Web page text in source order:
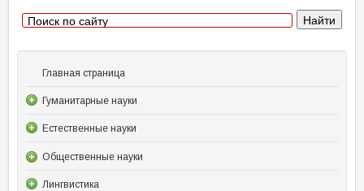
Главная страница
Гуманитарные науки
Естественные науки
Общественные науки
Лингвистика